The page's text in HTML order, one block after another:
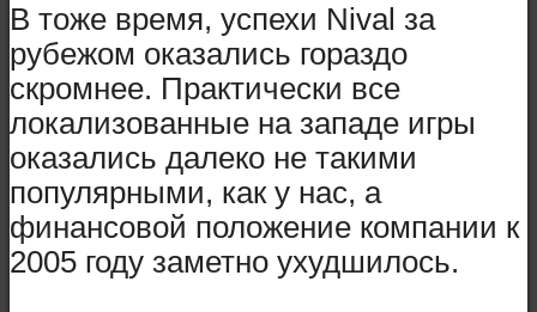
В тоже время, успехи Nival за
рубежом оказались гораздо
скромнее. Практически все
локализованные на западе игры
оказались далеко не такими
популярными, как у нас, а
финансовой положение компании к
2005 году заметно ухудшилось.